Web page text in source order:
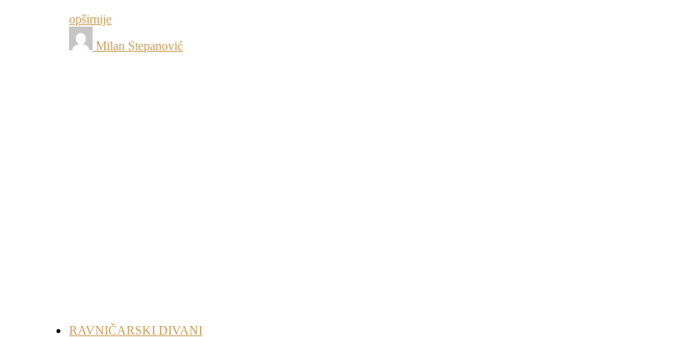
opširnije
Milan Stepanović
RAVNIČARSKI DIVANI